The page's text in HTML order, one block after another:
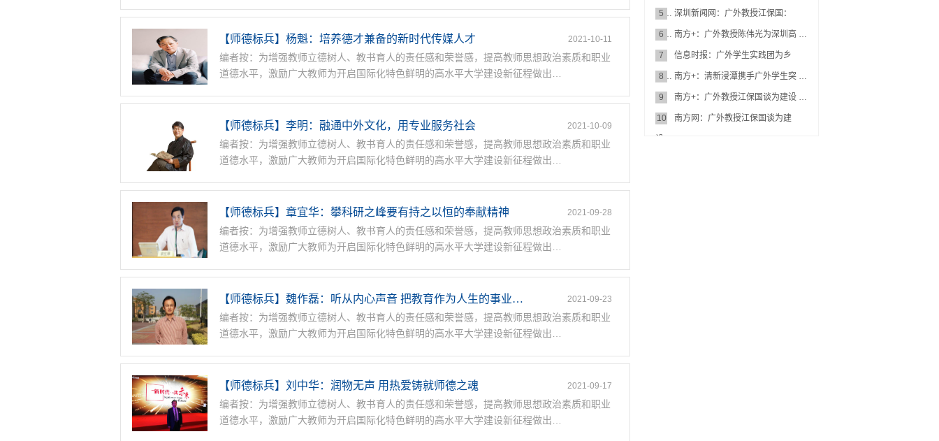
为…
5 深圳新闻网：广外教授江保国：
为…
6 南方+：广外教授陈伟光为深圳高 …
7 信息时报：广外学生实践团为乡
村…
8 南方+：清新浸潭携手广外学生突 …
9 南方+：广外教授江保国谈为建设 …
10 南方网：广外教授江保国谈为建
2021-10-11
【师德标兵】杨魁：培养德才兼备的新时代传媒人才
编者按：为增强教师立德树人、教书育人的责任感和荣誉感，提高教师思想政治素质和职业
道德水平，激励广大教师为开启国际化特色鲜明的高水平大学建设新征程做出…
2021-10-09
【师德标兵】李明：融通中外文化，用专业服务社会
编者按：为增强教师立德树人、教书育人的责任感和荣誉感，提高教师思想政治素质和职业
道德水平，激励广大教师为开启国际化特色鲜明的高水平大学建设新征程做出…
2021-09-28
【师德标兵】章宜华：攀科研之峰要有持之以恒的奉献精神
编者按：为增强教师立德树人、教书育人的责任感和荣誉感，提高教师思想政治素质和职业
道德水平，激励广大教师为开启国际化特色鲜明的高水平大学建设新征程做出…
2021-09-23
【师德标兵】魏作磊：听从内心声音 把教育作为人生的事业…
编者按：为增强教师立德树人、教书育人的责任感和荣誉感，提高教师思想政治素质和职业
道德水平，激励广大教师为开启国际化特色鲜明的高水平大学建设新征程做出…
2021-09-17
【师德标兵】刘中华：润物无声 用热爱铸就师德之魂
编者按：为增强教师立德树人、教书育人的责任感和荣誉感，提高教师思想政治素质和职业
道德水平，激励广大教师为开启国际化特色鲜明的高水平大学建设新征程做出…